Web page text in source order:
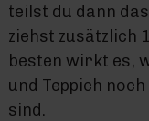
teilst du dann
ziehst zusätzlich
besten wirkt es,
und Teppich
sind.